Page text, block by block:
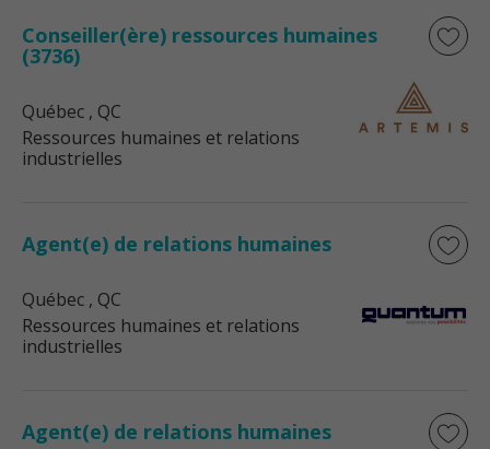
Conseiller(ère) ressources humaines
(3736)
Québec , QC
Ressources humaines et relations
industrielles
Agent(e) de relations humaines
Québec , QC
Ressources humaines et relations
industrielles
Agent(e) de relations humaines